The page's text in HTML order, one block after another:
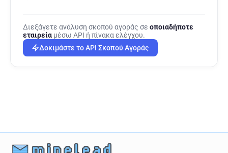
Διεξάγετε ανάλυση σκοπού αγοράς σε οποιαδήποτε
εταιρεία μέσω API ή πίνακα ελέγχου.
Δοκιμάστε το API Σκοπού Αγοράς